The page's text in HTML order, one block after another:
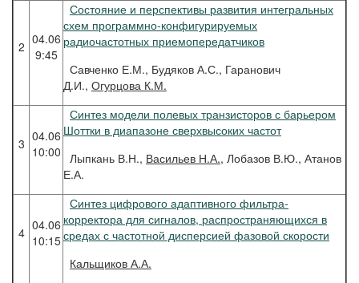
2 04.06
9:45
Состояние и перспективы развития интегральных
схем программно-конфигурируемых
радиочастотных приемопередатчиков
Савченко Е.М., Будяков А.С., Гаранович
Д.И., Огурцова К.М.
3 04.06
10:00
Синтез модели полевых транзисторов с барьером
Шоттки в диапазоне сверхвысоких частот
Лыпкань В.Н., Васильев Н.А., Лобазов В.Ю., Атанов
Е.А.
4 04.06
10:15
Синтез цифрового адаптивного фильтра-
корректора для сигналов, распространяющихся в
средах с частотной дисперсией фазовой скорости
Кальщиков А.А.